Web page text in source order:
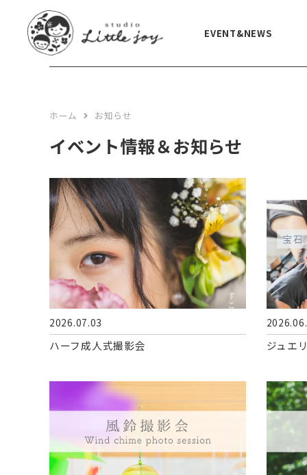
EVENT&NEWS
CLOSE
EVENT&NEWS
PHOTO PLAN
location plan
newbone plan
753 plan
BOOKS STORE
GALLERY
ABOUT
ホーム お知らせ
イベント情報＆お知らせ
2026.07.03
ハーフ成人式撮影会 ジュエ